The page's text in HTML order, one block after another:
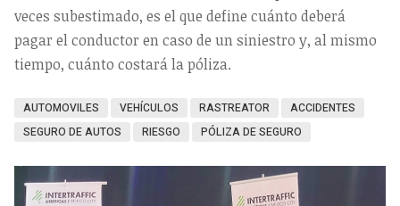
veces subestimado, es el que define cuánto deberá
pagar el conductor en caso de un siniestro y, al mismo
tiempo, cuánto costará la póliza.
AUTOMOVILES VEHÍCULOS RASTREATOR
ACCIDENTES
SEGURO DE AUTOS
RIESGO PÓLIZA DE SEGURO